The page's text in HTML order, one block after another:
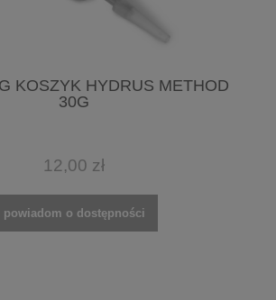
KOSZYK HYDRUS METHOD
30G
12,00 zł
powiadom o dostępności